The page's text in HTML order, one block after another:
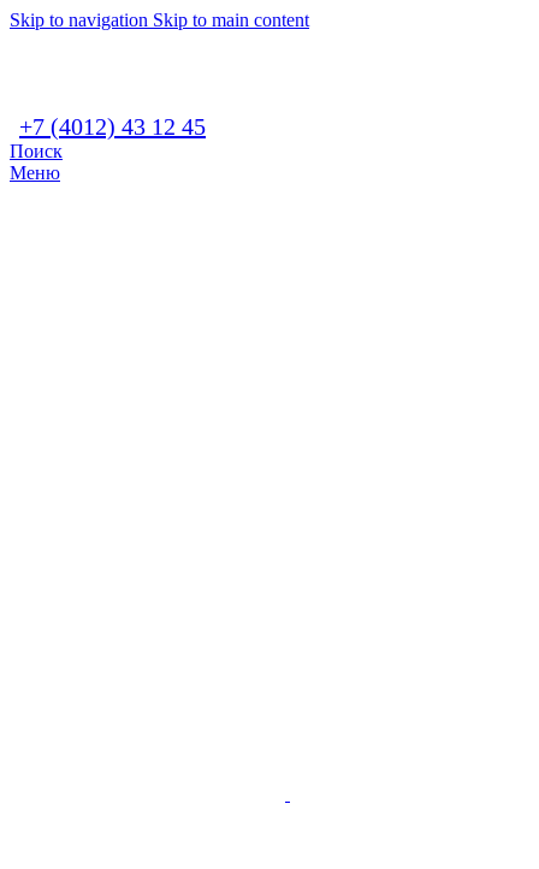
Skip to navigation Skip to main content
+7 (4012) 43 12 45
Поиск
Меню